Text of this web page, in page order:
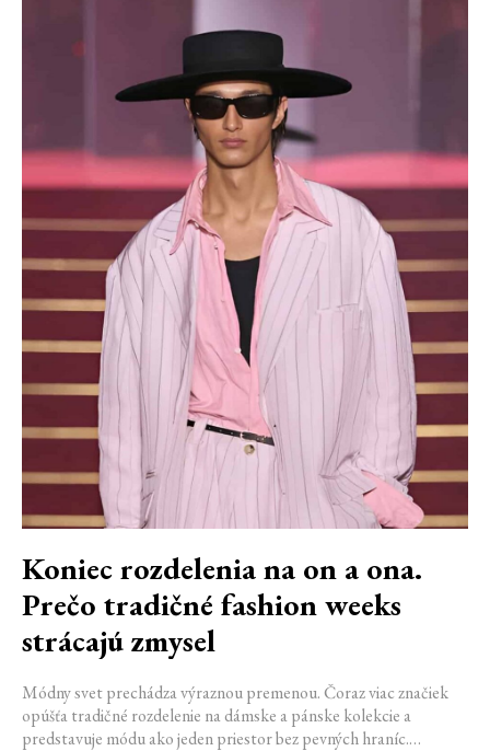
Koniec rozdelenia na on a ona.
Prečo tradičné fashion weeks
strácajú zmysel
Módny svet prechádza výraznou premenou. Čoraz viac značiek
opúšťa tradičné rozdelenie na dámske a pánske kolekcie a
predstavuje módu ako jeden priestor bez pevných hraníc.